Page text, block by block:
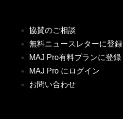
協賛のご相談
無料ニュースレターに登録
MAJ Pro有料プランに登録
MAJ Pro にログイン
お問い合わせ